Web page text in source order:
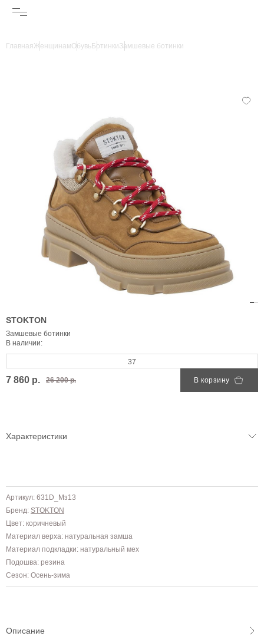
ГлавнаяЖенщинамОбувьБотинкиЗамшевые ботинки
STOKTON
Замшевые ботинки
В наличии:
37
7 860 р. 26 200 р. В корзину
Характеристики
Артикул: 631D_Мз13
Бренд: STOKTON
Цвет: коричневый
Материал верха: натуральная замша
Материал подкладки: натуральный мех
Подошва: резина
Сезон: Осень-зима
Описание